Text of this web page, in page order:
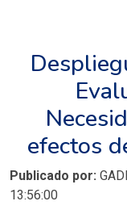
efectos
Publicado por:
13:56:00